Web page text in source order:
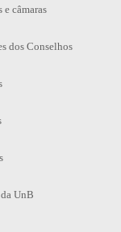
e câmaras
dos Conselhos
UnB